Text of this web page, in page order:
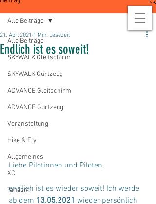
Alle Beiträge
SKYWALK Gleitschirm
SKYWALK Gurtzeug
ADVANCE Gleitschirm
ADVANCE Gurtzeug
Veranstaltung
Hike & Fly
Allgemeines
XC
Tandem
Alle Beiträge
Endlich ist es soweit!
21. Apr. 2021 1 Min. Lesezeit
Liebe Pilotinnen und Piloten,
endlich ist es wieder soweit! Ich werde
ab dem 13.05.2021 wieder persönlich